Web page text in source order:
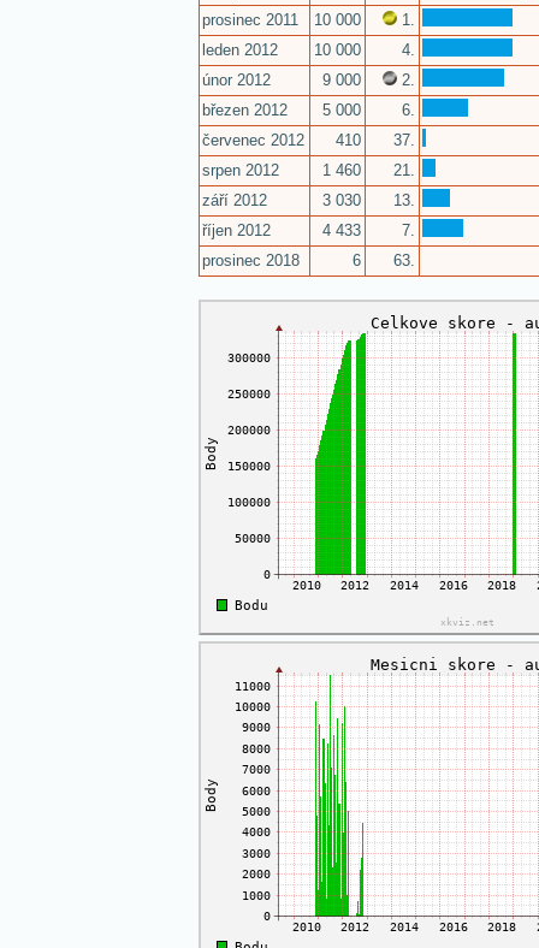
prosinec 2011
10 000
1.
leden 2012
10 000
4.
únor 2012
9 000
2.
březen 2012
5 000
6.
červenec 2012
410
37.
srpen 2012
1 460
21.
září 2012
3 030
13.
říjen 2012
4 433
7.
prosinec 2018
6 63.